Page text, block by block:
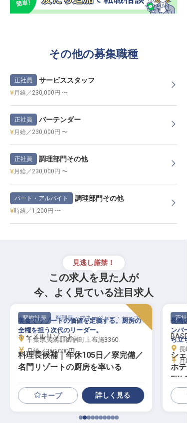
その他の募集職種
正社員 サービススタッフ
月給／230,000円 〜
正社員 バーテンダー
月給／230,000円 〜
正社員 調理部門その他
月給／230,000円 〜
パート・アルバイト 調理部門その他
時給／1,200円 〜
見逃し厳禁！
この求人を見た人が
今、よく見ている注目求人
契約社員 料理長・マネージャー・シェフ
キャメルリゾート
料理長候補｜年休105日／寮完備／
名門リゾートの厨房を率いる
美食でリゾートの価値を定義する。厨房の
全権を担う次代のリーダー。
千葉県夷隅郡御宿町上布施3360
月給／260,000円～
キープ 詳しく見る
正社
シ
ホ
EW
る
長崎
ンバ
ら立
長